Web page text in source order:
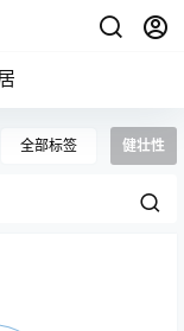
全部标签 健壮性